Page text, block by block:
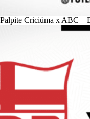
Palpite Criciúma x ABC –